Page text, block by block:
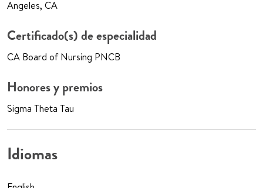
Angeles, CA
Certificado(s) de especialidad
CA Board of Nursing PNCB
Honores y premios
Sigma Theta Tau
Idiomas